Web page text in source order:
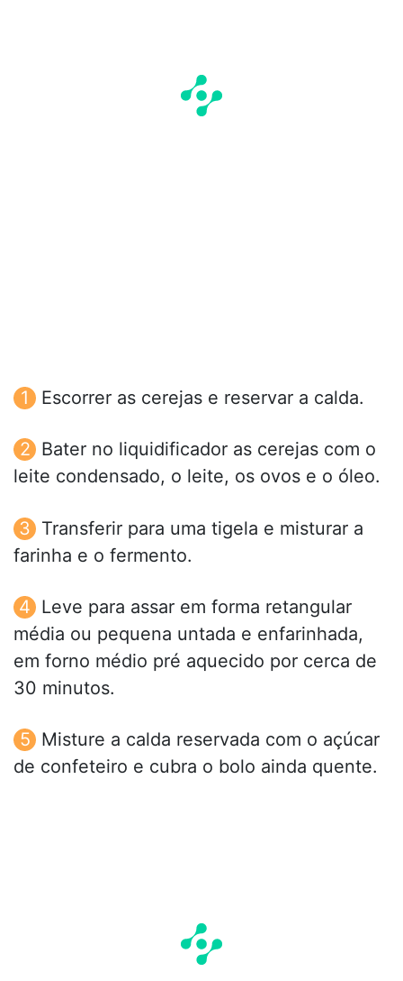
Escorrer as cerejas e reservar a calda.
Bater no liquidificador as cerejas com o
leite condensado, o leite, os ovos e o óleo.
Transferir para uma tigela e misturar a
farinha e o fermento.
Leve para assar em forma retangular
média ou pequena untada e enfarinhada,
em forno médio pré aquecido por cerca de
30 minutos.
Misture a calda reservada com o açúcar
de confeteiro e cubra o bolo ainda quente.